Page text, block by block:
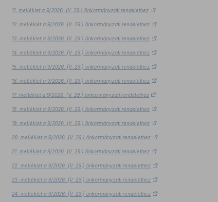
11. melléklet a 9/2026. (V. 29.) önkormányzati rendelethez
12. melléklet a 9/2026. (V. 29.) önkormányzati rendelethez
13. melléklet a 9/2026. (V. 29.) önkormányzati rendelethez
14. melléklet a 9/2026. (V. 29.) önkormányzati rendelethez
15. melléklet a 9/2026. (V. 29.) önkormányzati rendelethez
16. melléklet a 9/2026. (V. 29.) önkormányzati rendelethez
17. melléklet a 9/2026. (V. 29.) önkormányzati rendelethez
18. melléklet a 9/2026. (V. 29.) önkormányzati rendelethez
19. melléklet a 9/2026. (V. 29.) önkormányzati rendelethez
20. melléklet a 9/2026. (V. 29.) önkormányzati rendelethez
21. melléklet a 9/2026. (V. 29.) önkormányzati rendelethez
22. melléklet a 9/2026. (V. 29.) önkormányzati rendelethez
23. melléklet a 9/2026. (V. 29.) önkormányzati rendelethez
24. melléklet a 9/2026. (V. 29.) önkormányzati rendelethez